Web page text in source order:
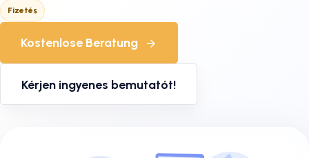
Fizetés
Kostenlose Beratung
Kérjen ingyenes bemutatót!